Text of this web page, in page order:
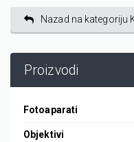
Nazad na kategoriju
Proizvodi
Fotoaparati
Objektivi